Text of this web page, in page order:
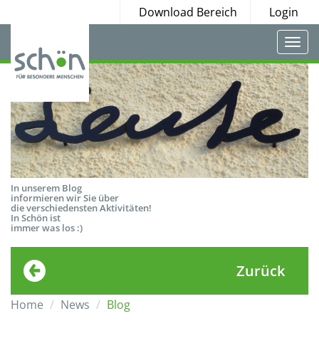
Download Bereich Login
In unserem Blog
informieren wir Sie über
die verschiedensten Aktivitäten!
In Schön ist
immer was los :)
Zurück
Home News Blog